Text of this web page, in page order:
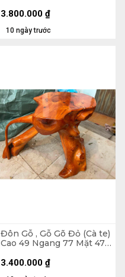
10 ngày trước
3.800.000 ₫
Đôn Gỗ , Gỗ Gõ Đỏ (Cà te)
Cao 49 Ngang 77 Mặt 47-
3.400.000 ₫